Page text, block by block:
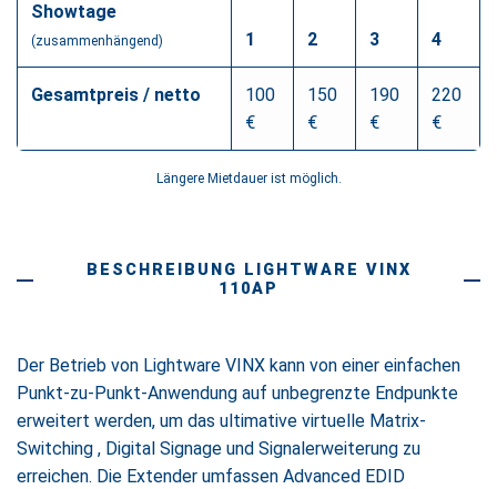
Showtage
(zusammenhängend) 1 2 3 4
Gesamtpreis / netto
100
€
150
€
190
€
220
€
Längere Mietdauer ist möglich.
BESCHREIBUNG LIGHTWARE VINX
110AP
Der Betrieb von Lightware VINX kann von einer einfachen
Punkt-zu-Punkt-Anwendung auf unbegrenzte Endpunkte
erweitert werden, um das ultimative virtuelle Matrix-
Switching , Digital Signage und Signalerweiterung zu
erreichen. Die Extender umfassen Advanced EDID